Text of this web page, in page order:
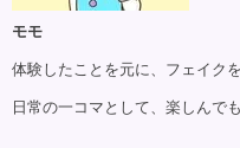
モモ
体験したことを元に、フェイク
日常の一コマとして、楽しんで